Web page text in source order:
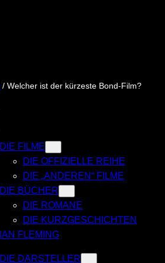
/ Welcher ist der kürzeste Bond-Film?
DIE FILME
DIE OFFIZIELLE REIHE
DIE „ANDEREN“ FILME
DIE BÜCHER
DIE ROMANE
DIE KURZGESCHICHTEN
IAN FLEMING
DIE DARSTELLER